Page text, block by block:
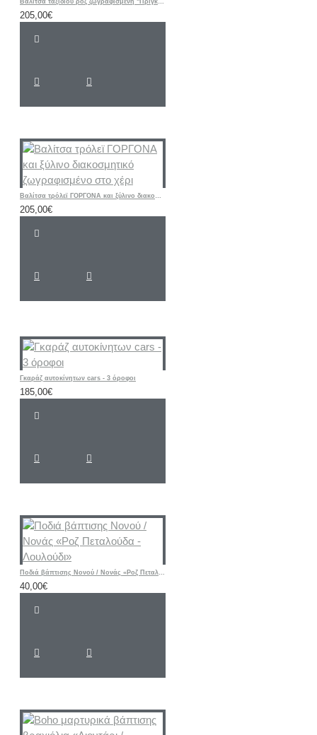
Βαλίτσα ταξιδιού ροζ ζωγραφισμένη "Πριγκίπισσα Τζασμίν – Aladdin" ή θέμα επιλογής σας
205,00€
Βαλίτσα τρόλεϊ ΓΟΡΓΟΝΑ και ξύλινο διακοσμητικό ζωγραφισμένο στο χέρι
205,00€
Γκαράζ αυτοκίνητων cars - 3 όροφοι
185,00€
Ποδιά βάπτισης Νονού / Νονάς «Ροζ Πεταλούδα - Λουλούδι»
40,00€